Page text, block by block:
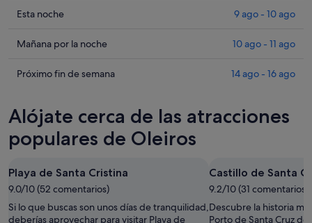
Comprueba
precios
Oleiros
noche,
ago
10
ago
Esta noche 9 ago - 10 ago
Comprueba
precios
para
mañana
por
noche,
10
ago
-
Mañana por la noche 10 ago - 11 ago
Comprueba
en
Oleiros
para
próximo
fin
de
semana,
Próximo fin de semana 14 ago - 16 ago
Alójate cerca de las atracciones
populares de Oleiros
Playa de Santa Cristina
9.0/10 (52 comentarios)
Si lo que buscas son unos días de tranquilidad,
deberías aprovechar para visitar Playa de
Castillo de Santa
9.2/10 (31 comentarios)
Descubre la historia
Porto de Santa Cruz